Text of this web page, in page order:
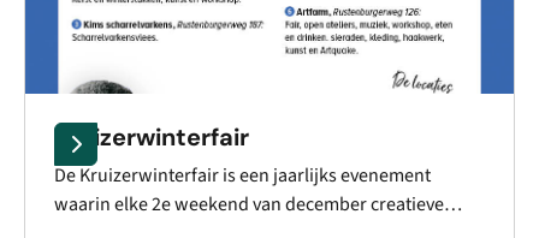
Kruizerwinterfair
De Kruizerwinterfair is een jaarlijks evenement
waarin elke 2e weekend van december creatieve